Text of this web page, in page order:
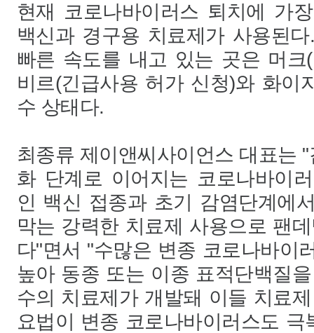
현재 코로나바이러스 퇴치에 가
백신과 경구용 치료제가 사용된
빠른 속도를 내고 있는 곳은 머크
비르(긴급사용 허가 신청)와 화이
수 상태다.
최종류 제이앤씨사이언스 대표는
화 단계로 이어지는 코로나바이
인 백신 접종과 초기 감염단계에
막는 강력한 치료제 사용으로 팬
다"면서 "수많은 변종 코로나바이
높아 동종 또는 이종 표적단백질
수의 치료제가 개발돼 이들 치료
요법이 변종 코로나바이러스도